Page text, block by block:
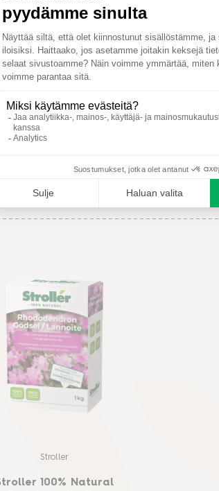
H T K H
Paras käyttöaika
Stroller
100% Natural